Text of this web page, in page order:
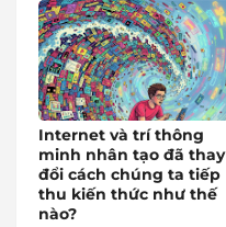
Internet và trí thông
minh nhân tạo đã thay
đổi cách chúng ta tiếp
thu kiến thức như thế
nào?